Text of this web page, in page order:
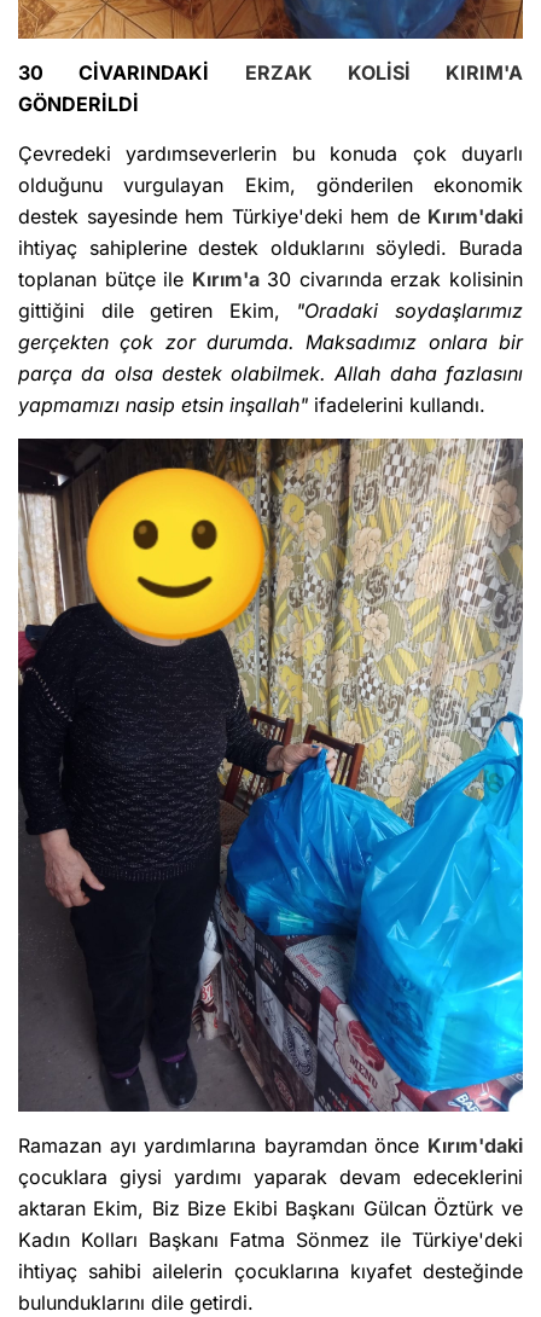
30 CİVARINDAKİ ERZAK KOLİSİ
KIRIM'A
GÖNDERİLDİ
Çevredeki yardımseverlerin bu konuda çok duyarlı
olduğunu vurgulayan Ekim, gönderilen ekonomik
destek sayesinde hem Türkiye'deki hem de Kırım'daki
ihtiyaç sahiplerine destek olduklarını söyledi. Burada
toplanan bütçe ile Kırım'a30 civarında erzak kolisinin
gittiğini dile getiren Ekim, "Oradaki soydaşlarımız
gerçekten çok zor durumda. Maksadımız onlara bir
parça da olsa destek olabilmek. Allah daha fazlasını
yapmamızı nasip etsin inşallah" ifadelerini kullandı.
Ramazan ayı yardımlarına bayramdan önce Kırım'daki
çocuklara giysi yardımı yaparak devam edeceklerini
aktaran Ekim, Biz Bize Ekibi Başkanı Gülcan Öztürk ve
Kadın Kolları Başkanı Fatma Sönmez ile Türkiye'deki
ihtiyaç sahibi ailelerin çocuklarına kıyafet desteğinde
bulunduklarını dile getirdi.